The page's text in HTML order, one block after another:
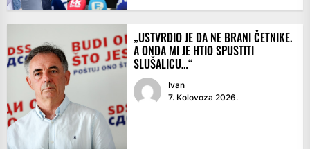
„USTVRDIO JE DA NE BRANI ČETNIKE.
A ONDA MI JE HTIO SPUSTITI
SLUŠALICU…“
Ivan
7. Kolovoza 2026.